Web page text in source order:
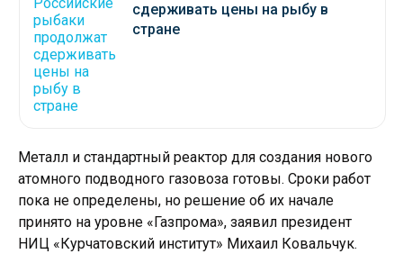
сдерживать цены на рыбу в
стране
Металл и стандартный реактор для создания нового
атомного подводного газовоза готовы. Сроки работ
пока не определены, но решение об их начале
принято на уровне «Газпрома», заявил президент
НИЦ «Курчатовский институт» Михаил Ковальчук.